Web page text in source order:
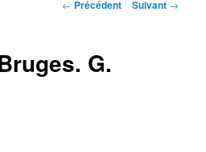
← Précédent Suivant →
G.